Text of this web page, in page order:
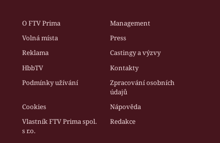
O FTV Prima
Management
Volná místa
Press
Reklama
Castingy a výzvy
HbbTV
Kontakty
Podmínky užívání
Zpracování osobních
údajů
Cookies
Nápověda
Vlastník FTV Prima spol.
s r.o.
Redakce